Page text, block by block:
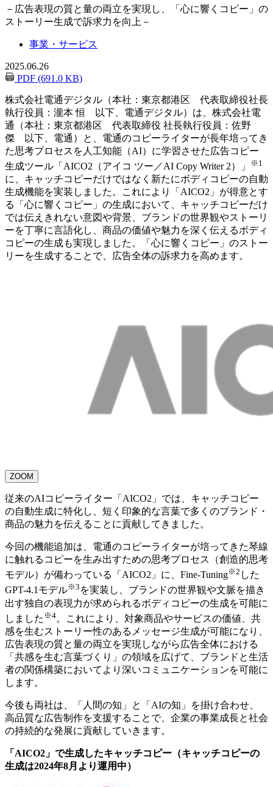
－ 広告表現の質と量の両立を実現し、「心に響くコピー」の
ストーリー生成で訴求力を向上 －
事業・サービス
2025.06.26
PDF (691.0 KB)
株式会社電通デジタル（本社：東京都港区 代表取締役社長
執行役員：瀧本 恒 以下、電通デジタル）は、株式会社電
通（本社：東京都港区 代表取締役 社長執行役員：佐野
傑 以下、電通）と、電通のコピーライターが長年培ってき
た思考プロセスを人工知能（AI）に学習させた広告コピー
生成ツール「AICO2（アイコ ツー／AI Copy Writer 2）」
※1
に、キャッチコピーだけではなく新たにボディコピーの自動
生成機能を実装しました。これにより「AICO2」が得意とす
る「心に響くコピー」の生成において、キャッチコピーだけ
では伝えきれない意図や背景、ブランドの世界観やストーリ
ーを丁寧に言語化し、商品の価値や魅力を深く伝えるボディ
コピーの生成も実現しました。「心に響くコピー」のストー
リーを生成することで、広告全体の訴求力を高めます。
ZOOM
従来のAIコピーライター「AICO2」では、キャッチコピー
の自動生成に特化し、短く印象的な言葉で多くのブランド・
商品の魅力を伝えることに貢献してきました。
今回の機能追加は、電通のコピーライターが培ってきた琴線
に触れるコピーを生み出すための思考プロセス（創造的思考
モデル）が備わっている「AICO2」に、Fine-Tuning※2 した
GPT-4.1モデル※3 を実装し、ブランドの世界観や文脈を描き
出す独自の表現力が求められるボディコピーの生成を可能に
しました ※4。これにより、対象商品やサービスの価値、共
感を生むストーリー性のあるメッセージ生成が可能になり、
広告表現の質と量の両立を実現しながら広告全体における
「共感を生む言葉づくり」の領域を広げて、ブランドと生活
者の関係構築においてより深いコミュニケーションを可能に
します。
今後も両社は、「人間の知」と「AIの知」を掛け合わせ、
高品質な広告制作を支援することで、企業の事業成長と社会
の持続的な発展に貢献していきます。
「AICO2」で生成したキャッチコピー（キャッチコピーの
生成は2024年8月より運用中）